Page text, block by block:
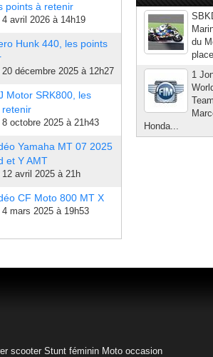
points à retenir
4 avril 2026 à 14h19
Hunk 440, les points
20 décembre 2025 à 12h27
Motor SRK800, les
retenir
8 octobre 2025 à 21h43
Yamaha MT 07 2025
et Y AMT
12 avril 2025 à 21h
CF Moto 800 MT X
4 mars 2025 à 19h53
du
1
Honda...
scooter Stunt féminin Moto occasion